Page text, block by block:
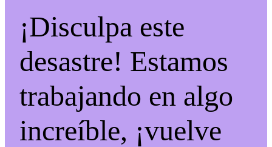
¡Disculpa este
desastre! Estamos
trabajando en algo
increíble, ¡vuelve